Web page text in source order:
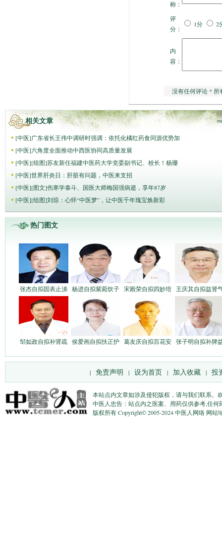
称：
评
分：
1分 2
内
容：
没有任何评论 * 所
相关文章
[中医]广东省长王伟中调研时强调：依托化橘红药食同源优势加
[中医]六角度全面推动中西医协同高质量发展
[中医][组图]苏友新任福建中医药大学党委副书记、校长！杨珊
[中医]世界肝炎日：肝脏有问题，中医来支招
[中医][图文]伤寒学泰斗、国医大师梅国强病逝，享年87岁
[中医][组图]刘琼：心怀“中医梦”，让中医千年瑰宝焕新彩
热门图文
张杰自拟固表止涕 杨进自拟紫菀饮子 宋殿荣自拟四妙培 王庆其自拟益肾
邹如政自拟补肾疏 侯爱画自拟扶正护 葛友庆自拟百花安 张子明自拟补脾
| 免责声明 | 设为首页 | 加入收藏 | 投
本站点内文章如涉及侵犯版权，请与我们联系。
中医人忠告：站点内之医案、用药仅供参考,任
版权所有 Copyright© 2005-2024 中医人网络 网站